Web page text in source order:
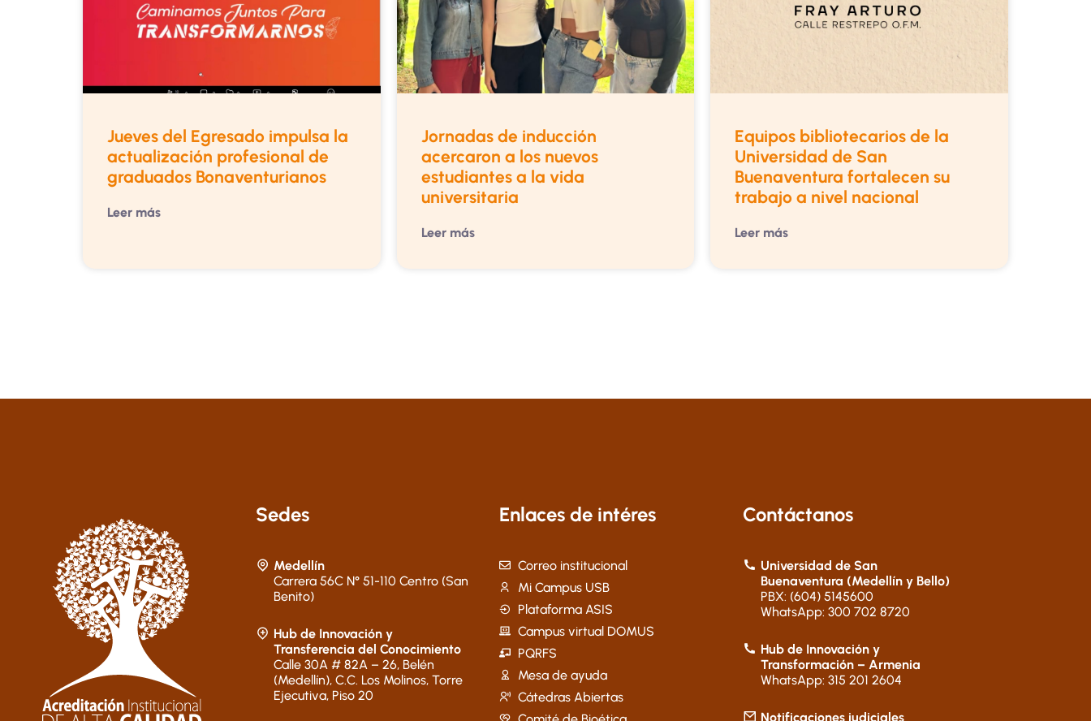
Jueves del Egresado impulsa la
actualización profesional de
graduados Bonaventurianos
Leer más
Jornadas de inducción
acercaron a los nuevos
estudiantes a la vida
universitaria
Leer más
Equipos bibliotecarios de la
Universidad de San
Buenaventura fortalecen su
trabajo a nivel nacional
Leer más
Sedes
Medellín
Carrera 56C N° 51-110 Centro (San
Benito)
Hub de Innovación y
Transferencia del Conocimiento
Calle 30A # 82A – 26, Belén
(Medellín), C.C. Los Molinos, Torre
Ejecutiva, Piso 20
Enlaces de intéres
Correo institucional
Mi Campus USB
Plataforma ASIS
Campus virtual DOMUS
PQRFS
Mesa de ayuda
Cátedras Abiertas
Contáctanos
Universidad de San
Buenaventura (Medellín y Bello)
PBX: (604) 5145600
WhatsApp: 300 702 8720
Hub de Innovación y
Transformación – Armenia
WhatsApp: 315 201 2604
Notificaciones judiciales